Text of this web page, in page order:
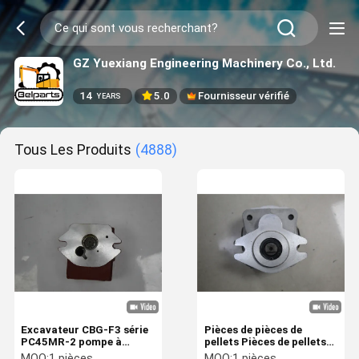
GZ Yuexiang Engineering Machinery Co., Ltd.
14 YEARS 5.0 Fournisseur vérifié
Tous Les Produits (4888)
Excavateur CBG-F3 série
PC45MR-2 pompe à
engrenages hydrauliques
Pièces de pièces de
pellets Pièces de pellets
pompe à engrenages